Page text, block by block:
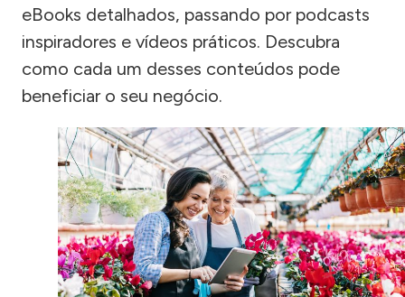
eBooks detalhados, passando por podcasts
inspiradores e vídeos práticos. Descubra
como cada um desses conteúdos pode
beneficiar o seu negócio.